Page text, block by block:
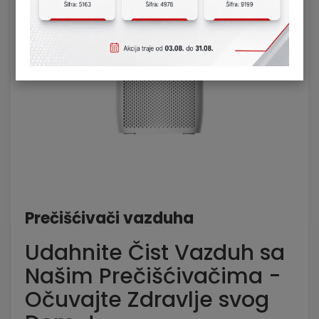
Prečišćivači vazduha
Udahnite Čist Vazduh sa
Našim Prečišćivačima -
Očuvajte Zdravlje svog